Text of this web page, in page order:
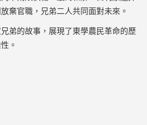
棄官職，兄弟二人共同面對未來。
兄弟的故事，展現了東學農民革命的歷
。